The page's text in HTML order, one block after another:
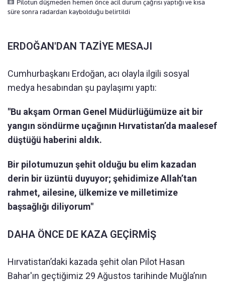
Pilotun düşmeden hemen önce acil durum çağrısı yaptığı ve kısa
süre sonra radardan kaybolduğu belirtildi
ERDOĞAN'DAN TAZİYE MESAJI
Cumhurbaşkanı Erdoğan, acı olayla ilgili sosyal
medya hesabından şu paylaşımı yaptı:
"Bu akşam Orman Genel Müdürlüğümüze ait bir
yangın söndürme uçağının Hırvatistan’da maalesef
düştüğü haberini aldık.
Bir pilotumuzun şehit olduğu bu elim kazadan
derin bir üzüntü duyuyor; şehidimize Allah’tan
rahmet, ailesine, ülkemize ve milletimize
başsağlığı diliyorum"
DAHA ÖNCE DE KAZA GEÇİRMİŞ
Hırvatistan’daki kazada şehit olan Pilot Hasan
Bahar'ın geçtiğimiz 29 Ağustos tarihinde Muğla’nın